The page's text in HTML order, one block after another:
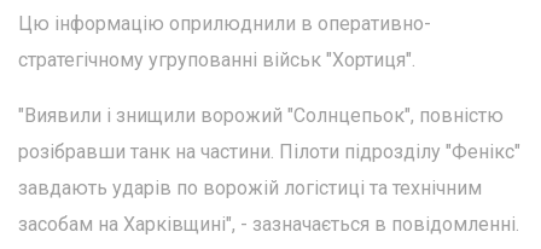
Цю інформацію оприлюднили в оперативно-
стратегічному угрупованні військ "Хортиця".
"Виявили і знищили ворожий "Солнцепьок", повністю
розібравши танк на частини. Пілоти підрозділу "Фенікс"
завдають ударів по ворожій логістиці та технічним
засобам на Харківщині", - зазначається в повідомленні.